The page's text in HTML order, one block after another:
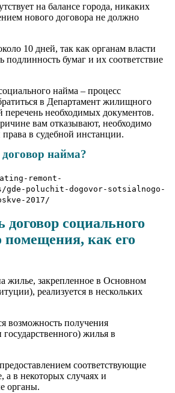
на балансе города, никаких
нового договора не должно
10 дней, так как органам власти
подлинность бумаг и их соответствие
найма – процесс
в Департамент жилищного
необходимых документов.
вам отказывают, необходимо
права в судебной инстанции.
найма?
remont-
poluchit-dogovor-sotsialnogo-
2017/
договор социального
как его
жилье, закрепленное в Основном
реализуется в нескольких
возможность получения
жилья в
соответствующие
в некоторых случаях и
органы.